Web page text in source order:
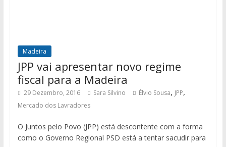
Madeira
JPP vai apresentar novo regime
fiscal para a Madeira
29 Dezembro, 2016 Sara Silvino Élvio Sousa, JPP,
Mercado dos Lavradores
O Juntos pelo Povo (JPP) está descontente com a forma
como o Governo Regional PSD está a tentar sacudir para